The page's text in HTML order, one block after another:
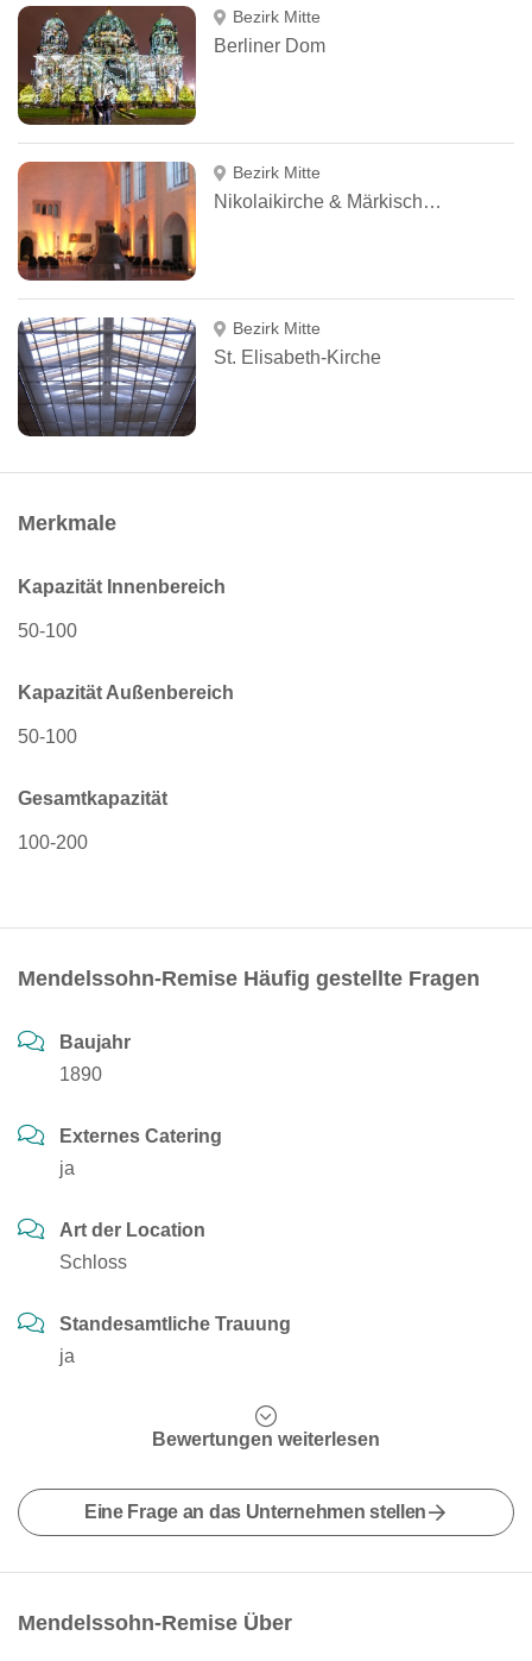
Bezirk Mitte
Berliner Dom
Bezirk Mitte
Nikolaikirche & Märkisches Museum
Bezirk Mitte
St. Elisabeth-Kirche
Merkmale
Kapazität Innenbereich
50-100
Kapazität Außenbereich
50-100
Gesamtkapazität
100-200
Mendelssohn-Remise Häufig gestellte Fragen
Baujahr
1890
Externes Catering
ja
Art der Location
Schloss
Standesamtliche Trauung
ja
Bewertungen weiterlesen
Eine Frage an das Unternehmen stellen
Mendelssohn-Remise Über